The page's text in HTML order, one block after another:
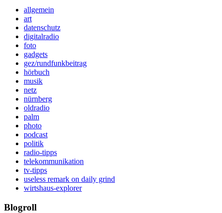
allgemein
art
datenschutz
digitalradio
foto
gadgets
gez/rundfunkbeitrag
hörbuch
musik
netz
nürnberg
oldradio
palm
photo
podcast
politik
radio-tipps
telekommunikation
tv-tipps
useless remark on daily grind
wirtshaus-explorer
Blogroll